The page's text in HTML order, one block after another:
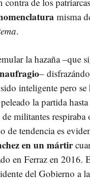
misma
.
la hazaña –que
naufragio–
inteligente pero
la partida
militantes respiraba
de tendencia es
en un mártir
en Ferraz en 2016.
del Gobierno a